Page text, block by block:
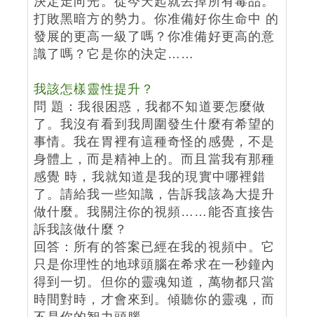
打敗黑暗方的勢力。你准備好你生命中 的
發展的更高一級了嗎？你准備好更高的意
識了嗎？它是你的決定……
我該怎樣靈性提升？
問 題：我很困惑，我都不知道要怎麼做
了。我沒有看到我周圍發生什麼有希望的
事情。我在胃裡有這種奇怪的感覺，不是
身體上，而是精神上的。而且當我有那種
感覺 時，我就知道是我的現實中哪裡錯
了。請給我一些知識，告訴我該為大提升
做什麼。我關注你的視頻……能否直接告
訴我該做什麼？
回答：所有的答案已經在我的視頻中。它
只是你理性的地球頭腦在希求在一秒鐘內
得到一切。但你的靈魂知道，萬物都只當
時間對時，才會來到。傾聽你的靈魂，而